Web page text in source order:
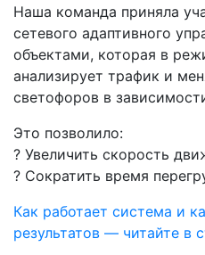
Наша команда приняла
сетевого адаптивного
объектами, которая в
анализирует трафик и
светофоров в
Это позволило:
? Увеличить скорость
? Сократить время
Как работает система и
результатов — читайте в